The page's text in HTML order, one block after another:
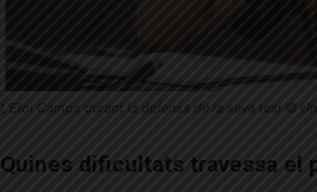
L’Eloi Camps durant la defensa de la seva tesi ©
Quines dificultats travessa el